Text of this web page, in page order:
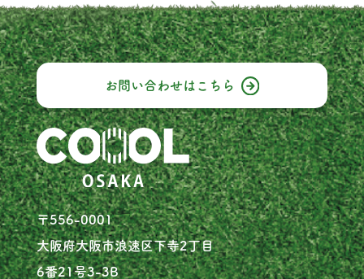
お問い合わせは こちら
〒556-0001
大阪府大阪市浪速区下寺2丁目
6番21号3-3B